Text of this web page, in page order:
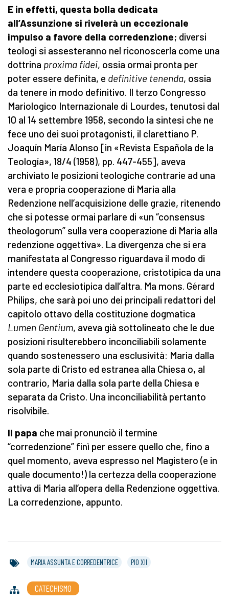
E in effetti, questa bolla dedicata
all’Assunzione si rivelerà un eccezionale
impulso a favore della corredenzione; diversi
teologi si assesteranno nel riconoscerla come una
dottrina proxima fidei, ossia ormai pronta per
poter essere definita, e definitive tenenda, ossia
da tenere in modo definitivo. Il terzo Congresso
Mariologico Internazionale di Lourdes, tenutosi dal
10 al 14 settembre 1958, secondo la sintesi che ne
fece uno dei suoi protagonisti, il clarettiano P.
Joaquín María Alonso [in «Revista Española de la
Teología», 18/4 (1958), pp. 447-455], aveva
archiviato le posizioni teologiche contrarie ad una
vera e propria cooperazione di Maria alla
Redenzione nell’acquisizione delle grazie, ritenendo
che si potesse ormai parlare di «un “consensus
theologorum” sulla vera cooperazione di Maria alla
redenzione oggettiva». La divergenza che si era
manifestata al Congresso riguardava il modo di
intendere questa cooperazione, cristotipica da una
parte ed ecclesiotipica dall’altra. Ma mons. Gérard
Philips, che sarà poi uno dei principali redattori del
capitolo ottavo della costituzione dogmatica
Lumen Gentium, aveva già sottolineato che le due
posizioni risulterebbero inconciliabili solamente
quando sostenessero una esclusività: Maria dalla
sola parte di Cristo ed estranea alla Chiesa o, al
contrario, Maria dalla sola parte della Chiesa e
separata da Cristo. Una inconciliabilità pertanto
risolvibile.
Il papa che mai pronunciò il termine
“corredenzione” finì per essere quello che, fino a
quel momento, aveva espresso nel Magistero (e in
quale documento!) la certezza della cooperazione
attiva di Maria all’opera della Redenzione oggettiva.
La corredenzione, appunto.
MARIA ASSUNTA E CORREDENTRICE PIO XII
CATECHISMO